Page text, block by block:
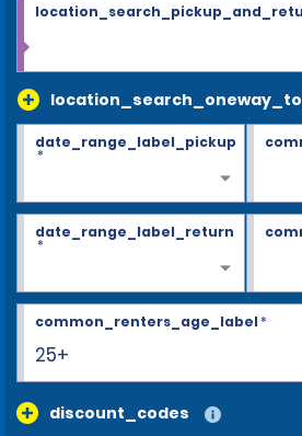
date_range_label_pickup
*
date_range_label_return
*
25+
common_renters_age_label*
discount_codes